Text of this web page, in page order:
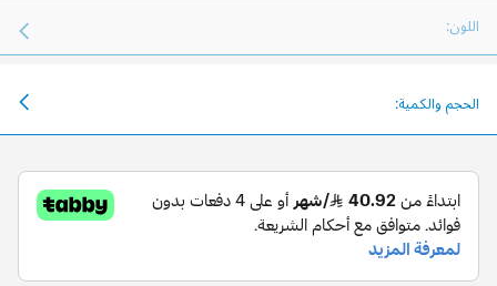
اللون:
الحجم والكمية: